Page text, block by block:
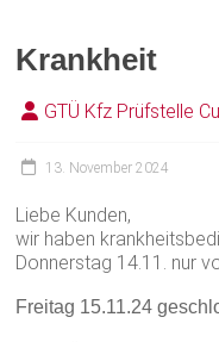
Krankheit
GTÜ Kfz Prüfstelle
13. November 2024
Liebe Kunden,
wir haben
Donnerstag 14.11. nur
Freitag 15.11.24